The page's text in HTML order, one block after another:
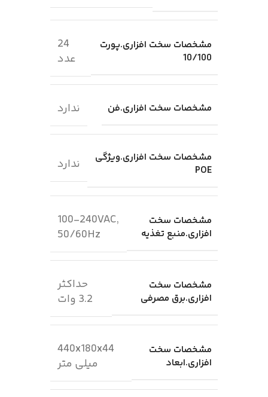
مشخصات سخت افزاری.پورت
10/100
24
عدد
مشخصات سخت افزاری.فن ندارد
مشخصات سخت افزاری.ویژگی
POE
ندارد
مشخصات سخت
افزاری.منبع تغذیه
100-240VAC,
50/60Hz
مشخصات سخت
افزاری.برق مصرفی
حداکثر
3.2 وات
مشخصات سخت
افزاری.ابعاد
440x180x44
میلی متر